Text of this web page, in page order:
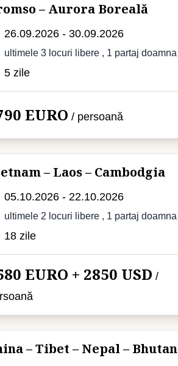
– Aurora Boreală
26.09.2026 - 30.09.2026
ultimele 3 locuri libere , 1 partaj doamna
5 zile
EURO / persoană
– Laos – Cambodgia
05.10.2026 - 22.10.2026
ultimele 2 locuri libere , 1 partaj doamna
18 zile
EURO + 2850 USD /
– Tibet – Nepal – Bhutan